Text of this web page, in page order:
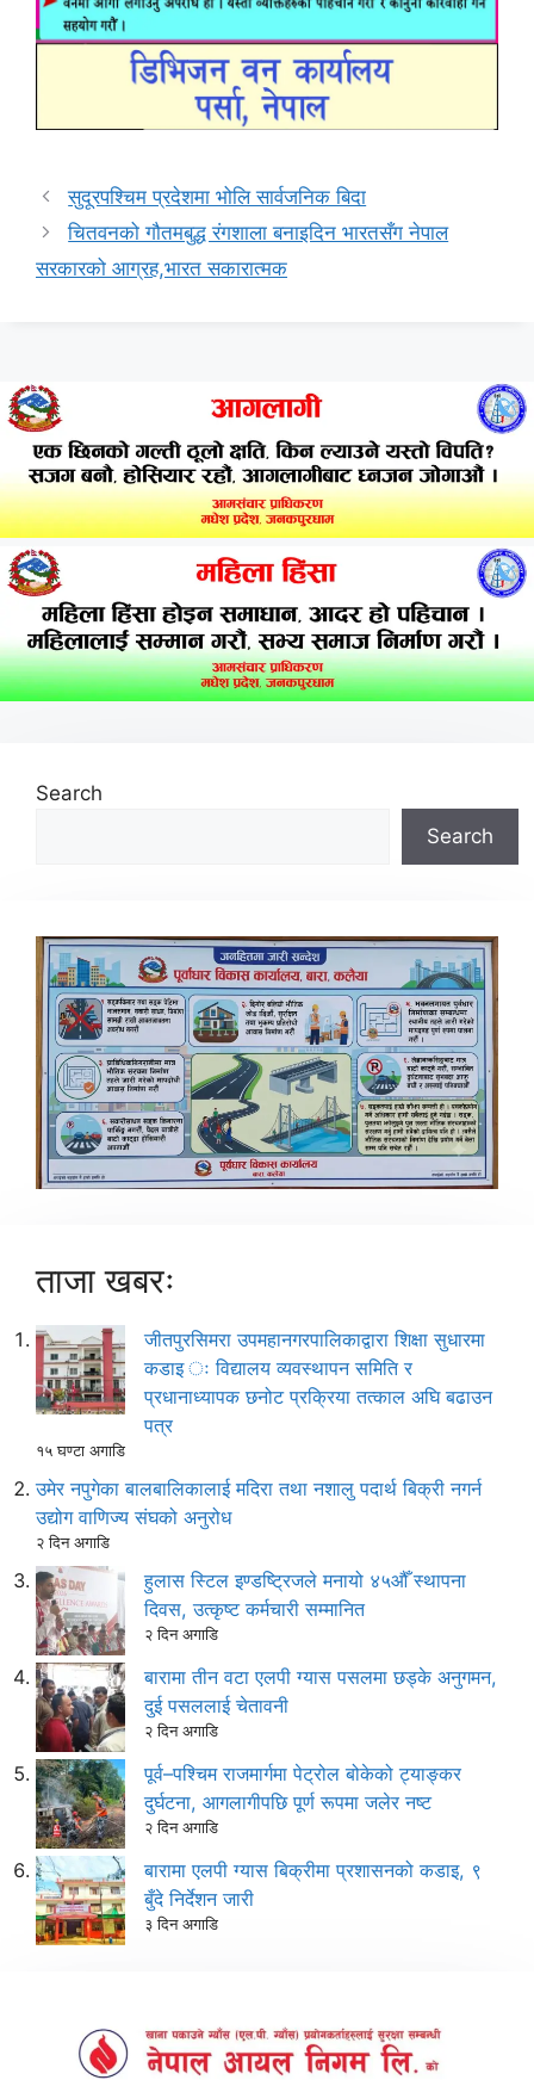
सुदूरपश्चिम प्रदेशमा भोलि सार्वजनिक बिदा
चितवनको गौतमबुद्ध रंगशाला बनाइदिन भारतसँग नेपाल
सरकारको आग्रह,भारत सकारात्मक
Search
Search
ताजा खबरः
जीतपुरसिमरा उपमहानगरपालिकाद्वारा शिक्षा सुधारमा
कडाइ ः विद्यालय व्यवस्थापन समिति र
प्रधानाध्यापक छनोट प्रक्रिया तत्काल अघि बढाउन
पत्र
१५ घण्टा अगाडि
उमेर नपुगेका बालबालिकालाई मदिरा तथा नशालु पदार्थ बिक्री नगर्न
उद्योग वाणिज्य संघको अनुरोध
२ दिन अगाडि
हुलास स्टिल इण्डष्ट्रिजले मनायो ४५औँ स्थापना
दिवस, उत्कृष्ट कर्मचारी सम्मानित
२ दिन अगाडि
बारामा तीन वटा एलपी ग्यास पसलमा छड्के अनुगमन,
दुई पसललाई चेतावनी
२ दिन अगाडि
पूर्व–पश्चिम राजमार्गमा पेट्रोल बोकेको ट्याङ्कर
दुर्घटना, आगलागीपछि पूर्ण रूपमा जलेर नष्ट
२ दिन अगाडि
बारामा एलपी ग्यास बिक्रीमा प्रशासनको कडाइ, ९
बुँदे निर्देशन जारी
३ दिन अगाडि